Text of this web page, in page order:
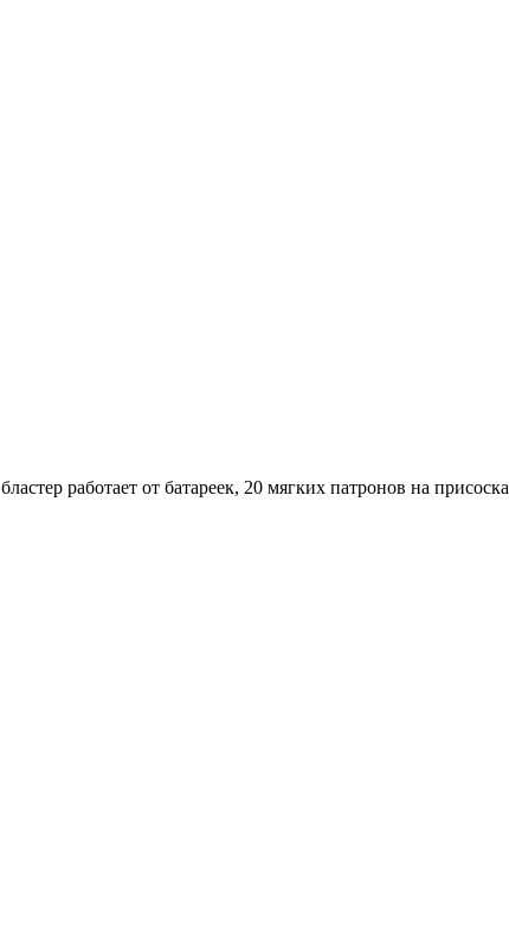
работает от батареек, 20 мягких патронов на присоска